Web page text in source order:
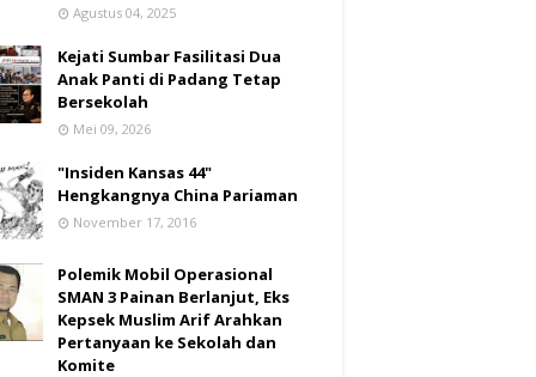
Agustus 04, 2025
Kejati Sumbar Fasilitasi Dua
Anak Panti di Padang Tetap
Bersekolah
Mei 09, 2026
"Insiden Kansas 44"
Hengkangnya China Pariaman
November 17, 2016
Polemik Mobil Operasional
SMAN 3 Painan Berlanjut, Eks
Kepsek Muslim Arif Arahkan
Pertanyaan ke Sekolah dan
Komite